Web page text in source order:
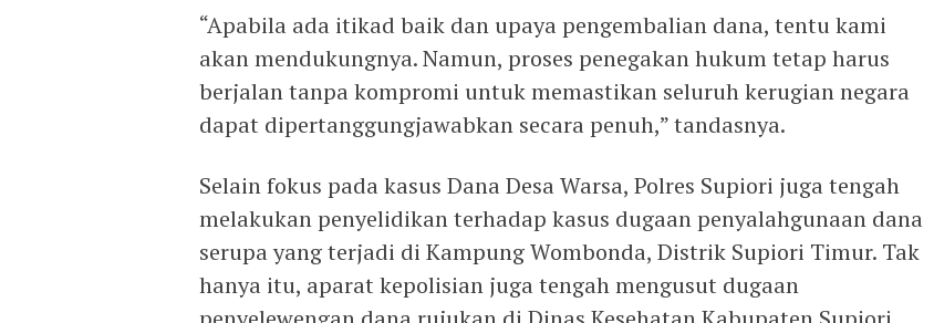
“Apabila ada itikad baik dan upaya pengembalian dana, tentu kami
akan mendukungnya. Namun, proses penegakan hukum tetap harus
berjalan tanpa kompromi untuk memastikan seluruh kerugian negara
dapat dipertanggungjawabkan secara penuh,” tandasnya.
Selain fokus pada kasus Dana Desa Warsa, Polres Supiori juga tengah
melakukan penyelidikan terhadap kasus dugaan penyalahgunaan dana
serupa yang terjadi di Kampung Wombonda, Distrik Supiori Timur. Tak
hanya itu, aparat kepolisian juga tengah mengusut dugaan